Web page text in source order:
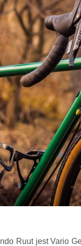
Ruut jest Vario